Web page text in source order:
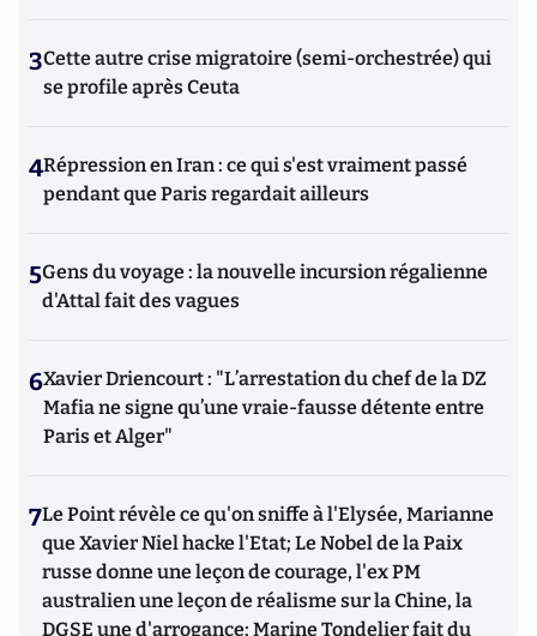
3Cette autre crise migratoire (semi-orchestrée) qui
se profile après Ceuta
4Répression en Iran : ce qui s'est vraiment passé
pendant que Paris regardait ailleurs
5Gens du voyage : la nouvelle incursion régalienne
d'Attal fait des vagues
6Xavier Driencourt : "L’arrestation du chef de la DZ
Mafia ne signe qu’une vraie-fausse détente entre
Paris et Alger"
7Le Point révèle ce qu'on sniffe à l'Elysée, Marianne
que Xavier Niel hacke l'Etat; Le Nobel de la Paix
russe donne une leçon de courage, l'ex PM
australien une leçon de réalisme sur la Chine, la
DGSE une d'arrogance; Marine Tondelier fait du